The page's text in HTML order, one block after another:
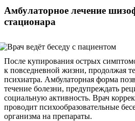
Амбулаторное лечение
стационара
После купирования острых
к повседневной жизни, продолжая
психиатра. Амбулаторная форма
течение болезни, предупреждать
социальную активность. Врач
проводит психообразовательные
организма на препараты.